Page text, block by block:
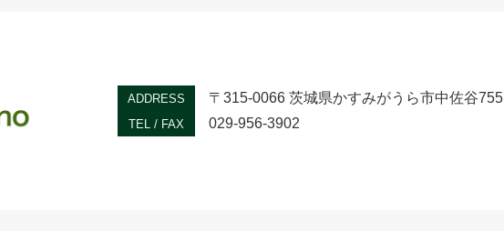
ADDRESS 〒315-0066 茨城県かすみがうら市中佐谷755
TEL / FAX 029-956-3902